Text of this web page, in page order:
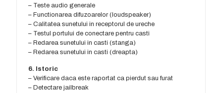
– Teste audio generale
– Functionarea difuzoarelor (loudspeaker)
– Calitatea sunetului in receptorul de ureche
– Testul portului de conectare pentru casti
– Redarea sunetului in casti (stanga)
– Redarea sunetului in casti (dreapta)
6. Istoric
– Verificare daca este raportat ca pierdut sau furat
– Detectare jailbreak